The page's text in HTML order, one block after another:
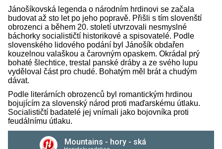
Jánošíkovská legenda o národním hrdinovi se začala
budovat až sto let po jeho popravě. Přišli s tím slovenští
obrozenci a během 20. století utvrzovali nesmyslné
báchorky socialističtí historikové a spisovatelé. Podle
slovenského lidového podání byl Jánošík obdařen
kouzelnou valaškou a čarovným opaskem. Okrádal prý
bohaté šlechtice, trestal panské dráby a ze svého lupu
vyděloval část pro chudé. Bohatým měl brát a chudým
dávat.
Podle literárních obrozenců byl romantickým hrdinou
bojujícím za slovenský národ proti maďarskému útlaku.
Socialističtí badatelé jej vnímali jako bojovníka proti
feudálnímu útlaku.